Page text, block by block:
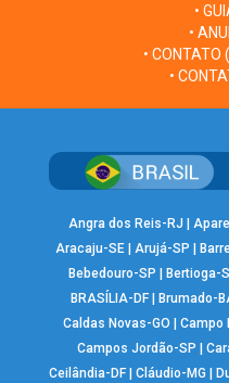
•
•
• CONTATO
•
Angra dos Reis-RJ
Aracaju-SE |Arujá-SP
Bebedouro-SP
Bertioga-
BRASÍLIA-DF| Brumado-
Caldas Novas-GO
|Campo
Campos Jordão-SP
Ceilândia-DF| Cláudio-MG